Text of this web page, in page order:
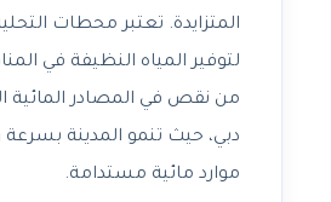
المتزايدة. تعتبر محطات
لتوفير المياه النظيفة في
من نقص في المصادر المائية
دبي، حيث تنمو المدينة بسرعة
موارد مائية مستدامة.